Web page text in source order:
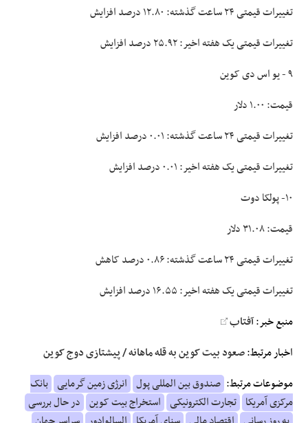
تغییرات قیمتی ۲۴ ساعت گذشته: ۱۲.۸۰ درصد افزایش
تغییرات قیمتی یک هفته اخیر: ۲۵.۹۲ درصد افزایش
۹ - یو اس دی کوین
قیمت: ۱.۰۰ دلار
تغییرات قیمتی ۲۴ ساعت گذشته: ۰.۰۱ درصد افزایش
تغییرات قیمتی یک هفته اخیر: ۰.۰۱ درصد افزایش
۱۰- پولکا دوت
قیمت: ۳۱.۰۸ دلار
تغییرات قیمتی ۲۴ ساعت گذشته: ۰.۸۶ درصد کاهش
تغییرات قیمتی یک هفته اخیر: ۱۶.۵۵ درصد افزایش
منبع خبر:آفتاب
اخبار مرتبط:صعود بیت کوین به قله ماهانه / پیشتازی دوج کوین
موضوعات مرتبط: صندوق بین المللی پول انرژی زمین گرمایی بانک
مرکزی آمریکا تجارت الکترونیکی استخراج بیت کوین در حال بررسی